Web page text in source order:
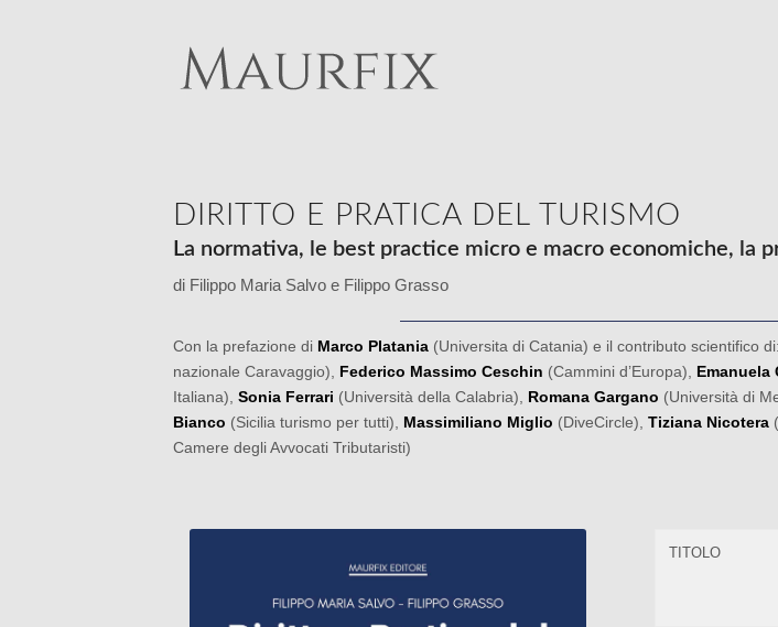
DIRITTO E PRATICA DEL TURISMO
La normativa, le best practice micro e macro economiche, la
di Filippo Maria Salvo e Filippo Grasso
Con la prefazione di Marco Platania (Universita di Catania) e il contributo scientifico di:
nazionale Caravaggio), Federico Massimo Ceschin (Cammini d’Europa), Emanuela
Italiana), Sonia Ferrari (Università della Calabria), Romana Gargano (Università di
Bianco (Sicilia turismo per tutti), Massimiliano Miglio (DiveCircle), Tiziana Nicotera
Camere degli Avvocati Tributaristi)
TITOLO